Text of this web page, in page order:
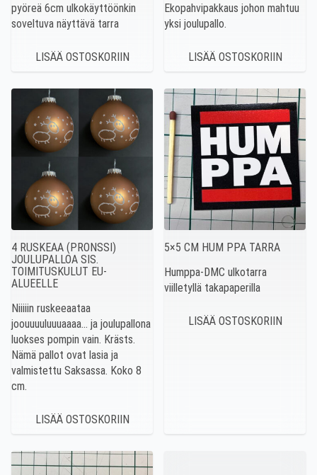
pyöreä 6cm ulkokäyttöönkin
soveltuva näyttävä tarra
Ekopahvipakkaus johon mahtuu
yksi joulupallo.
4 RUSKEAA (PRONSSI)
JOULUPALLOA SIS.
TOIMITUSKULUT EU-
ALUEELLE
Niiiiin ruskeeaataa
joouuuuluuuaaaa… ja joulupallona
luokses pompin vain. Krästs.
Nämä pallot ovat lasia ja
valmistettu Saksassa. Koko 8
cm.
5×5 CM HUM PPA TARRA
Humppa-DMC ulkotarra
viilletyllä takapaperilla